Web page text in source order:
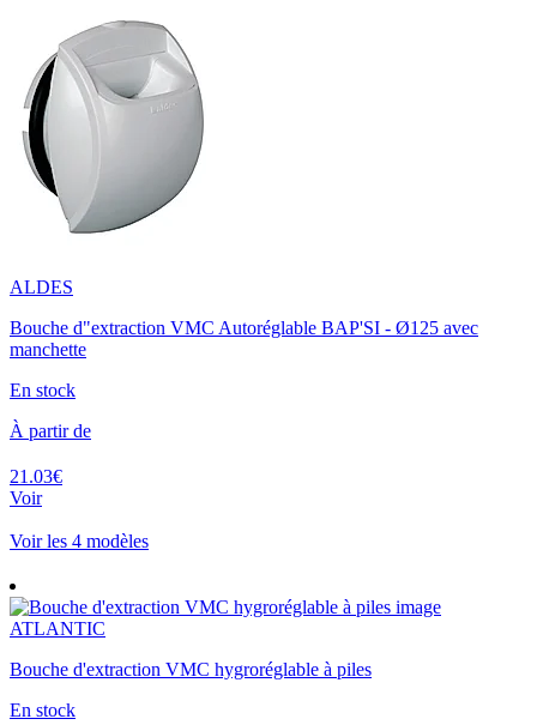
ALDES
Bouche d"extraction VMC Autoréglable BAP'SI - Ø125 avec
manchette
En stock
À partir de
21.03€
Voir
Voir les 4 modèles
ATLANTIC
Bouche d'extraction VMC hygroréglable à piles
En stock